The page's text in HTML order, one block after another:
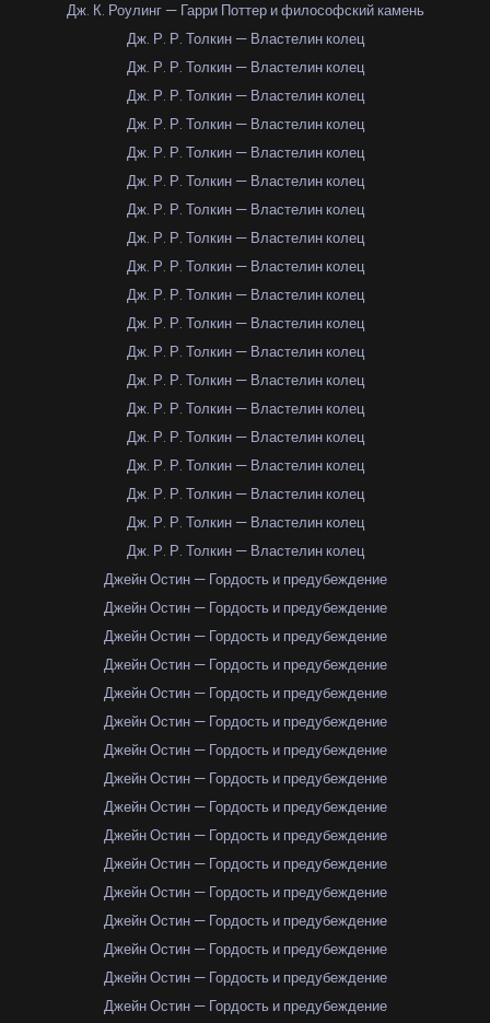
Дж. К. Роулинг — Гарри Поттер и философский камень
Дж. Р. Р. Толкин — Властелин колец
Дж. Р. Р. Толкин — Властелин колец
Дж. Р. Р. Толкин — Властелин колец
Дж. Р. Р. Толкин — Властелин колец
Дж. Р. Р. Толкин — Властелин колец
Дж. Р. Р. Толкин — Властелин колец
Дж. Р. Р. Толкин — Властелин колец
Дж. Р. Р. Толкин — Властелин колец
Дж. Р. Р. Толкин — Властелин колец
Дж. Р. Р. Толкин — Властелин колец
Дж. Р. Р. Толкин — Властелин колец
Дж. Р. Р. Толкин — Властелин колец
Дж. Р. Р. Толкин — Властелин колец
Дж. Р. Р. Толкин — Властелин колец
Дж. Р. Р. Толкин — Властелин колец
Дж. Р. Р. Толкин — Властелин колец
Дж. Р. Р. Толкин — Властелин колец
Дж. Р. Р. Толкин — Властелин колец
Дж. Р. Р. Толкин — Властелин колец
Джейн Остин — Гордость и предубеждение
Джейн Остин — Гордость и предубеждение
Джейн Остин — Гордость и предубеждение
Джейн Остин — Гордость и предубеждение
Джейн Остин — Гордость и предубеждение
Джейн Остин — Гордость и предубеждение
Джейн Остин — Гордость и предубеждение
Джейн Остин — Гордость и предубеждение
Джейн Остин — Гордость и предубеждение
Джейн Остин — Гордость и предубеждение
Джейн Остин — Гордость и предубеждение
Джейн Остин — Гордость и предубеждение
Джейн Остин — Гордость и предубеждение
Джейн Остин — Гордость и предубеждение
Джейн Остин — Гордость и предубеждение
Джейн Остин — Гордость и предубеждение